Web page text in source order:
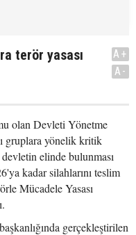
terör yasası
A+
A-
olan Devleti Yönetme
gruplara yönelik kritik
elinde bulunması
kadar silahlarını teslim
Mücadele Yasası
gerçekleştirilen